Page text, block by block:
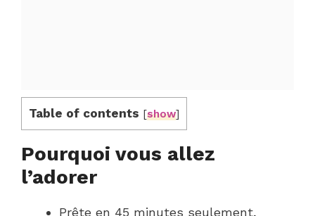
Table of contents [show]
Pourquoi vous allez
l’adorer
Prête en 45 minutes seulement,